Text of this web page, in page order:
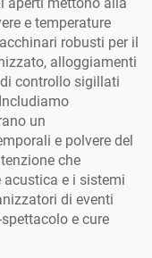
e temperature
robusti per il
alloggiamenti
controllo sigillati
un
e polvere del
che
acustica e i sistemi
di eventi
e cure